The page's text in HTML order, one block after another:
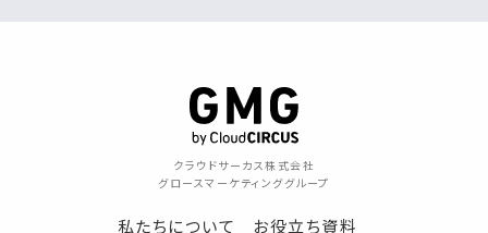
クラウドサーカス株式会社
グロースマーケティンググループ
私たちについて お役立ち資料